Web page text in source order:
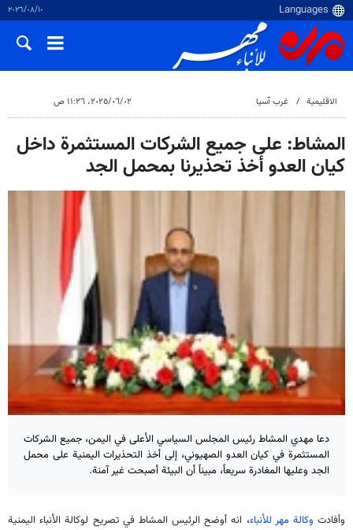
١٠‏/٠٨‏/٢٠٢٦
الاقلیمیة غرب آسیا ٠٢‏/٠٦‏/٢٠٢٥، ١١:٢٦ ص
المشاط: على جميع الشركات المستثمرة داخل
كيان العدو أخذ تحذيرنا بمحمل الجد
دعا مهدي المشاط رئيس المجلس السياسي الأعلى في اليمن، جميع الشركات
المستثمرة في كيان العدو الصهيوني، إلى أخذ التحذيرات اليمنية على محمل
الجد وعليها المغادرة سريعاً، مبيناً أن البيئة أصبحت غير آمنة.
وأفادت وكالة مهر للأنباء، انه أوضح الرئيس المشاط في تصريح لوكالة الأنباء اليمنية